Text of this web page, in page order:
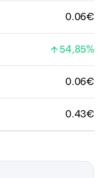
0.06€
54,85%
0.06€
0.43€